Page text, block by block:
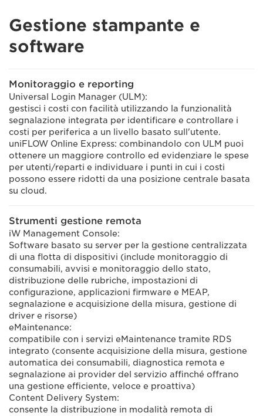
Gestione stampante e
software
Monitoraggio e reporting
Universal Login Manager (ULM):
gestisci i costi con facilità utilizzando la funzionalità
segnalazione integrata per identificare e controllare i
costi per periferica a un livello basato sull'utente.
uniFLOW Online Express: combinandolo con ULM puoi
ottenere un maggiore controllo ed evidenziare le spese
per utenti/reparti e individuare i punti in cui i costi
possono essere ridotti da una posizione centrale basata
su cloud.
Strumenti gestione remota
iW Management Console:
Software basato su server per la gestione centralizzata
di una flotta di dispositivi (include monitoraggio di
consumabili, avvisi e monitoraggio dello stato,
distribuzione delle rubriche, impostazioni di
configurazione, applicazioni firmware e MEAP,
segnalazione e acquisizione della misura, gestione di
driver e risorse)
eMaintenance:
compatibile con i servizi eMaintenance tramite RDS
integrato (consente acquisizione della misura, gestione
automatica dei consumabili, diagnostica remota e
segnalazione ai provider del servizio affinché offrano
una gestione efficiente, veloce e proattiva)
Content Delivery System:
consente la distribuzione in modalità remota di